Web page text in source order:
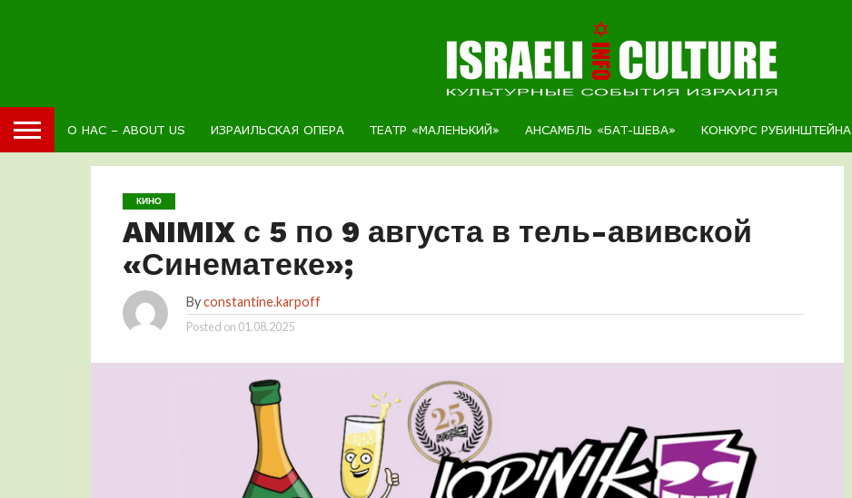
О НАС – ABOUT US ИЗРАИЛЬСКАЯ ОПЕРА ТЕАТР «МАЛЕНЬКИЙ» АНСАМБЛЬ «БАТ-ШЕВА» КОНКУРС РУБИНШТЕЙНА
КИНО
ANIMIX с 5 по 9 августа в тель-авивской
«Синематеке»;
Byconstantine.karpoff
Posted on 01.08.2025